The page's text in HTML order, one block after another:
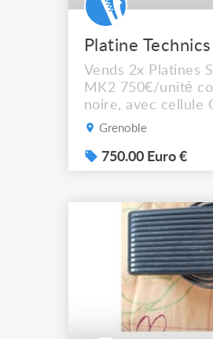
Vends 2x Platines
MK2 750€/unité
noire, avec cellule
L' une des deux
Grenoble
750.00 Euro €